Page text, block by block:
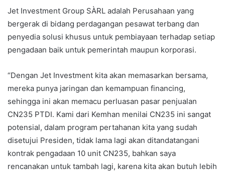
Jet Investment Group SÀRL adalah Perusahaan yang
bergerak di bidang perdagangan pesawat terbang dan
penyedia solusi khusus untuk pembiayaan terhadap setiap
pengadaan baik untuk pemerintah maupun korporasi.
“Dengan Jet Investment kita akan memasarkan bersama,
mereka punya jaringan dan kemampuan financing,
sehingga ini akan memacu perluasan pasar penjualan
CN235 PTDI. Kami dari Kemhan menilai CN235 ini sangat
potensial, dalam program pertahanan kita yang sudah
disetujui Presiden, tidak lama lagi akan ditandatangani
kontrak pengadaan 10 unit CN235, bahkan saya
rencanakan untuk tambah lagi, karena kita akan butuh lebih